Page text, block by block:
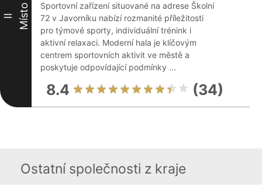
II Místo
Sportovní zařízení situované na adrese Školní
72 v Javorníku nabízí rozmanité příležitosti
pro týmové sporty, individuální trénink i
aktivní relaxaci. Moderní hala je klíčovým
centrem sportovních aktivit ve městě a
poskytuje odpovídající podmínky ...
8.4 (34)
Ostatní společnosti z kraje